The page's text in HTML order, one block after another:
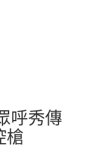
呼秀傳
槍